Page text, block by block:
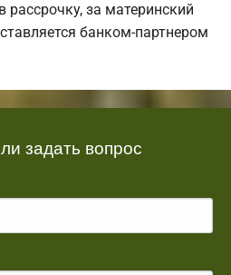
за материнский
банком-партнером
задать вопрос